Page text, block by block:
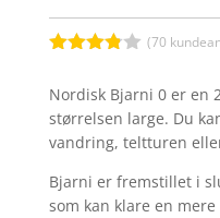
ud af 5
baseret
på
kundebed
er
(70
Nordisk Bjarni 0 er en
størrelsen large. Du
vandring, teltturen
Bjarni er fremstillet i
som kan klare en